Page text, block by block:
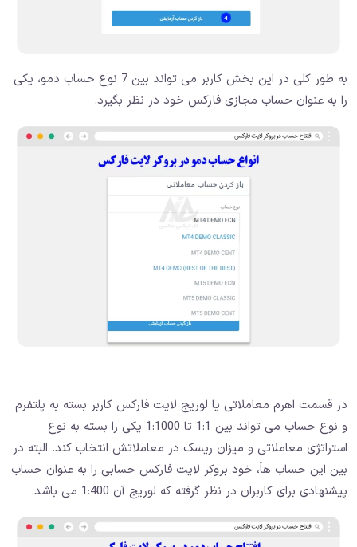
به طور کلی در این بخش کاربر می تواند بین 7 نوع حساب دمو، یکی
را به عنوان حساب مجازی فارکس خود در نظر بگیرد.
در قسمت اهرم معاملاتی یا لوریج لایت فارکس کاربر بسته به پلتفرم
و نوع حساب می تواند بین 1:1 تا 1:1000 یکی را بسته به نوع
استراتژی معاملاتی و میزان ریسک در معاملاتش انتخاب کند. البته در
بین این حساب هاَ، خود بروکر لایت فارکس حسابی را به عنوان حساب
پیشنهادی برای کاربران در نظر گرفته که لوریج آن 1:400 می باشد.